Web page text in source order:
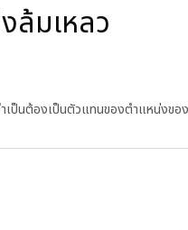
ล้มเหลว
ำเป็นต้องเป็นตัวแทนของตำแหน่งข